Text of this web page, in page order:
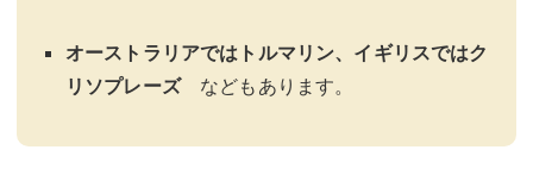
オーストラリアではトルマリン、イギリスではク
リソプレーズ などもあります。